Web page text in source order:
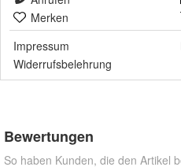
Merken
Impressum
Widerrufsbelehrung
Bewertungen
So haben Kunden, die den Artikel